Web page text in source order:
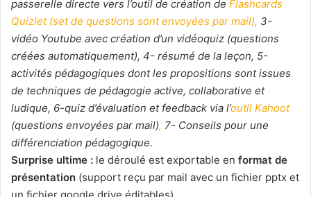
passerelle directe vers l’outil de création de Flashcards
Quizlet (set de questions sont envoyées par mail), 3-
vidéo Youtube avec création d’un vidéoquiz (questions
créées automatiquement), 4- résumé de la leçon, 5-
activités pédagogiques dont les propositions sont issues
de techniques de pédagogie active, collaborative et
ludique, 6-quiz d’évaluation et feedback via l’outil Kahoot
(questions envoyées par mail), 7- Conseils pour une
différenciation pédagogique.
Surprise ultime : le déroulé est exportable en format de
présentation (support reçu par mail avec un fichier pptx et